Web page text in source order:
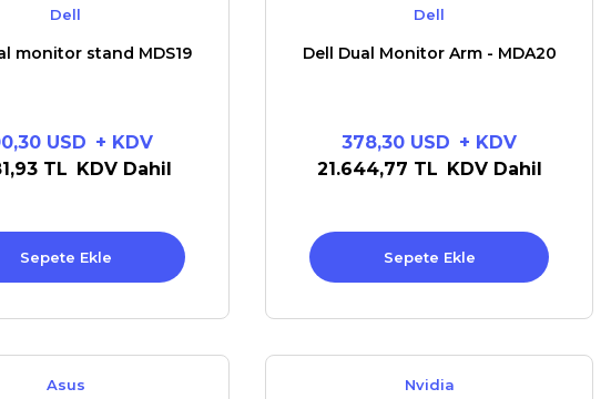
Dell
monitor stand MDS19
USD + KDV
TL KDV Dahil
Sepete Ekle
Dell
Dell Dual Monitor Arm - MDA20
378,30 USD + KDV
21.644,77 TL KDV Dahil
Sepete Ekle
Asus Nvidia